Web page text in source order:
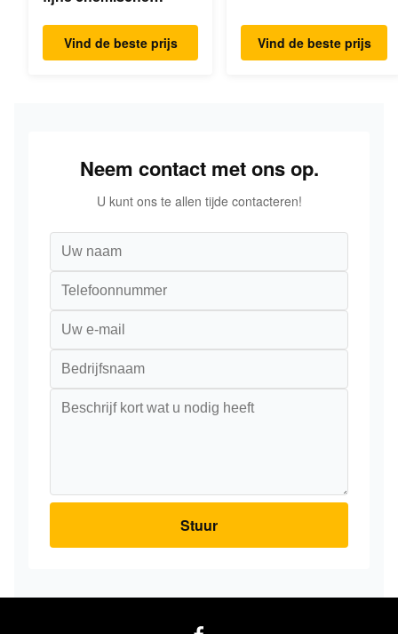
Vind de beste prijs Vind de beste prijs
Neem contact met ons op.
U kunt ons te allen tijde contacteren!
Stuur